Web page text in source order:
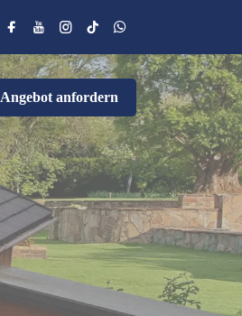
Angebot anfordern